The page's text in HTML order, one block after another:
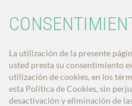
La utilización de la presente
usted presta su consentimiento
utilización de cookies, en los
esta Política de Cookies, sin
desactivación y eliminación de